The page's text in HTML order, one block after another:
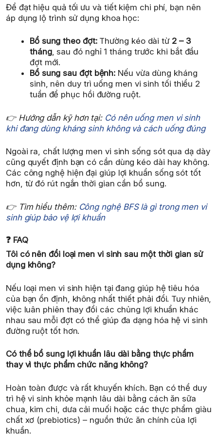
Để đạt hiệu quả tối ưu và tiết kiệm chi phí, bạn nên
áp dụng lộ trình sử dụng khoa học:
Bổ sung theo đợt:Thường kéo dài từ 2 – 3
tháng, sau đó nghỉ 1 tháng trước khi bắt đầu
đợt mới.
Bổ sung sau đợt bệnh: Nếu vừa dùng kháng
sinh, nên duy trì uống men vi sinh tối thiểu 2
tuần để phục hồi đường ruột.
👉 Hướng dẫn kỹ hơn tại: Có nên uống men vi sinh
khi đang dùng kháng sinh không và cách uống đúng
Ngoài ra, chất lượng men vi sinh sống sót qua dạ dày
cũng quyết định bạn có cần dùng kéo dài hay không.
Các công nghệ hiện đại giúp lợi khuẩn sống sót tốt
hơn, từ đó rút ngắn thời gian cần bổ sung.
👉 Tìm hiểu thêm: Công nghệ BFS là gì trong men vi
sinh giúp bảo vệ lợi khuẩn
❓ FAQ
Tôi có nên đổi loại men vi sinh sau một thời gian sử
dụng không?
Nếu loại men vi sinh hiện tại đang giúp hệ tiêu hóa
của bạn ổn định, không nhất thiết phải đổi. Tuy nhiên,
việc luân phiên thay đổi các chủng lợi khuẩn khác
nhau sau mỗi đợt có thể giúp đa dạng hóa hệ vi sinh
đường ruột tốt hơn.
Có thể bổ sung lợi khuẩn lâu dài bằng thực phẩm
thay vì thực phẩm chức năng không?
Hoàn toàn được và rất khuyến khích. Bạn có thể duy
trì hệ vi sinh khỏe mạnh lâu dài bằng cách ăn sữa
chua, kim chi, dưa cải muối hoặc các thực phẩm giàu
chất xơ (prebiotics) – nguồn thức ăn chính của lợi
khuẩn.